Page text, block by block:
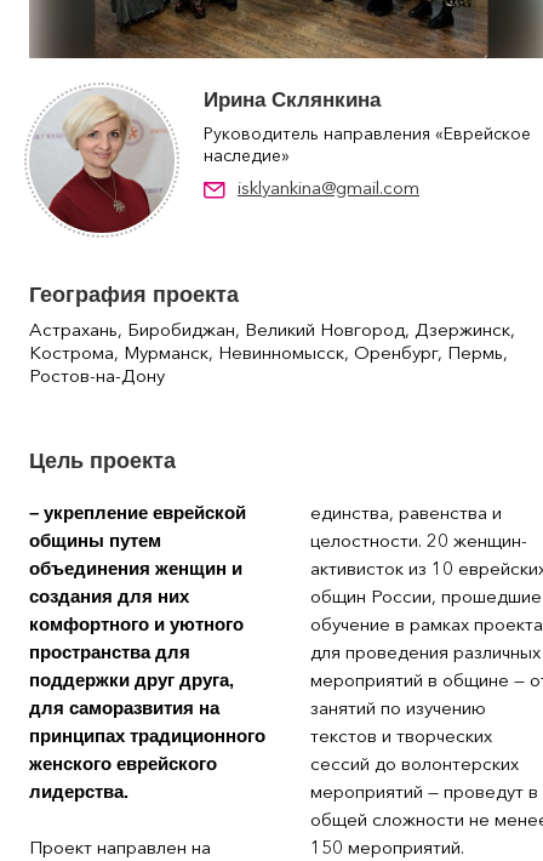
Ирина Склянкина
Руководитель направления «Еврейское
наследие»
isklyankina@gmail.com
География проекта
Астрахань, Биробиджан, Великий Новгород, Дзержинск,
Кострома, Мурманск, Невинномысск, Оренбург, Пермь,
Ростов-на-Дону
Цель проекта
– укрепление еврейской
общины путем
объединения женщин и
создания для них
комфортного и уютного
пространства для
поддержки друг друга,
для саморазвития на
принципах традиционного
женского еврейского
лидерства.
Проект направлен на
единства, равенства и
целостности. 20 женщин-
активисток из 10
общин России, прошедшие
обучение в рамках проекта
для проведения различных
мероприятий в общине —
занятий по изучению
текстов и творческих
сессий до волонтерских
мероприятий — проведут в
общей сложности не
150 мероприятий.